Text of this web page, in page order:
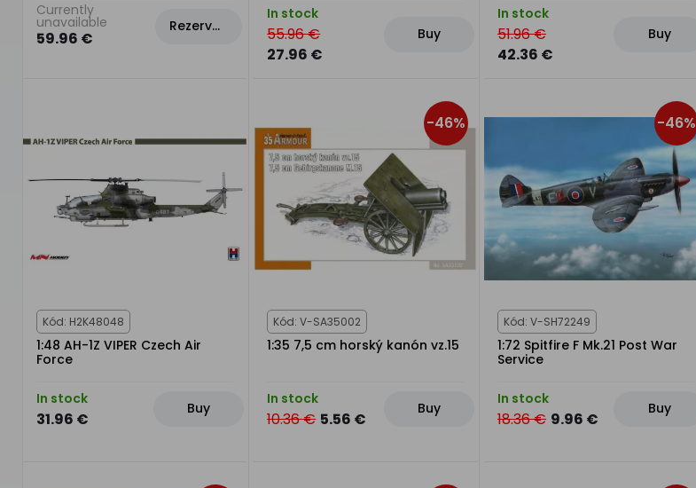
Currently
unavailable
59.96 €
Rezervovat
In stock
55.96 €
27.96 €
Buy
In stock
51.96 €
42.36 €
Buy
Kód: H2K48048
1:48 AH-1Z VIPER Czech Air
Force
In stock
31.96 €
Buy
-46%
Kód: V-SA35002
1:35 7,5 cm horský kanón vz.15
In stock
10.36 € 5.56 €
Buy
-46%
Kód: V-SH72249
1:72 Spitfire F Mk.21 Post War
Service
In stock
18.36 € 9.96 €
Buy